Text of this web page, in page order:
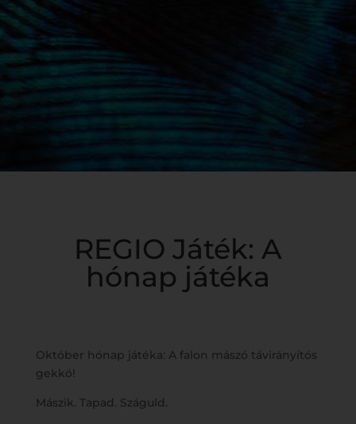
REGIO Játék: A
hónap játéka
Október hónap játéka: A falon mászó távirányítós
gekkó!
Mászik. Tapad. Száguld.